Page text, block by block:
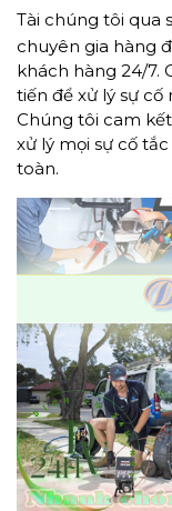
Tài chúng tôi qua
chuyên gia hàng
khách hàng 24/7.
tiến để xử lý sự
Chúng tôi cam
xử lý mọi sự cố
toàn.